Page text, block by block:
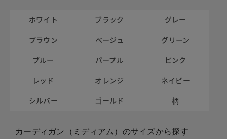
ホワイト ブラック
グレー
ブラウン
ベージュ
グリーン
ブルー
パープル
ピンク
レッド
オレンジ
ネイビー
シルバー
ゴールド 柄
カーディガン（ミディアム）のサイズから探す